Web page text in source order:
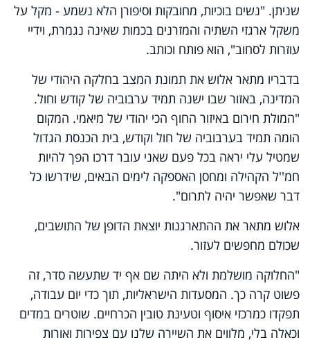
שניתן. "נשים בוכיות, מחובקות וסיפורן הלא נשמע - מקל על
משקל ארגזי השתיה והמזרנים בכמות שאינה נגמרת, וידיי
עוזרות לסחוב", הוא פותח וכותב.
בדבריו מתאר אלוש את תמונת המצב בחלקה היהודי של
המדינה, באזור שבו ישנה תמיד ערבוביה של קודש וחול.
"המולת חירום באיזור החוף הכי יהודי של מיאמי. המקום
הומה תמיד בערבוביה של חול וקודש, בית הכנסת הגדול
שמטיל עלי יראה בכל פעם שאני עובר דרכו הפך להיות
חמ''ל הקהילה ומחסן האספקה לימים הבאים, שידרשו כל
דבר שאפשר יהיה לתרום".
אלוש מתאר את ההתארגנות יוצאת הדופן של התושבים,
שכולם מחפשים לעזור.
"החלוקה מושלמת ולא היתה שם אף יד שתעשה סדר, זה
פשוט קרה כך. המסעדות הישראליות, תוך כדי יום עבודה,
תפקדו כמרכזי איסוף וטעינת טובין הכרחיים. שוטרים במדים
וכאלה בלי, מלווים את השיירה שלנו עם צפירות ואורות